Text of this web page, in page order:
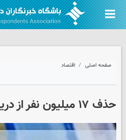
صفحه اصلی اقتصاد
حذف ۱۷ میلیون نفر از دریافت یارانه